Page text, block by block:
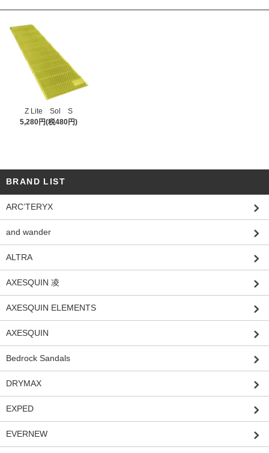
Z Lite Sol S
5,280円(税480円)
BRAND LIST
ARC’TERYX
and wander
ALTRA
AXESQUIN 凌
AXESQUIN ELEMENTS
AXESQUIN
Bedrock Sandals
DRYMAX
EXPED
EVERNEW